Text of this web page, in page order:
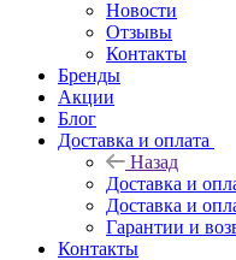
Новости
Отзывы
Контакты
Бренды
Акции
Блог
Доставка и оплата
Назад
Доставка и
Доставка и
Гарантии и
Контакты